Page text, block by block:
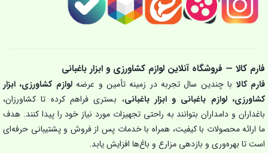
فارم کالا — فروشگاه آنلاین لوازم کشاورزی و ابزار باغبانی
فارم کالا با چندین سال تجربه در زمینه تأمین و عرضهلوازم کشاورزی، ابزار
کشاورزی، لوازم باغبانی و ابزار باغبانی، بستری فراهم کرده تا کشاورزان،
باغداران و دامداران بتوانند به راحتی تجهیزات مورد نیاز خود را پیدا کنند. هدف
ما ارائه محصولات با کیفیت، همراه با خدمات پس از فروش و پشتیبانی حرفه‌ای
است تا بهره‌وری و بازدهی مزارع و باغ‌ها افزایش یابد.